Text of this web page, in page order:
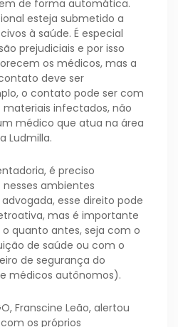
de forma automática.
esteja submetido a
à saúde. É especial
prejudiciais e por isso
os médicos, mas a
deve ser
o contato pode ser com
infectados, não
médico que atua na área
Ludmilla.
é preciso
ambientes
esse direito pode
mas é importante
quanto antes, seja com o
de saúde ou com o
de segurança do
médicos autônomos).
Franscine Leão, alertou
os próprios